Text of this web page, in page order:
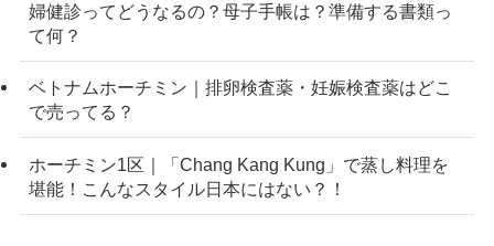
婦健診ってどうなるの？母子手帳は？準備する書類っ
て何？
ベトナムホーチミン｜排卵検査薬・妊娠検査薬はどこ
で売ってる？
ホーチミン1区｜「Chang Kang Kung」で蒸し料理を
堪能！こんなスタイル日本にはない？！